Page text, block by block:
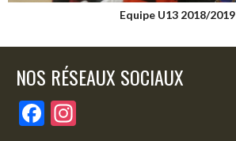
Equipe U13 2018/2019
NOS RÉSEAUX SOCIAUX
F